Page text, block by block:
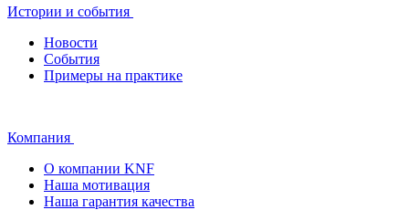
Истории и события
Новости
События
Примеры на практике
Компания
О компании KNF
Наша мотивация
Наша гарантия качества